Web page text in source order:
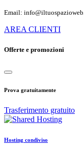
Email:
AREA CLIENTI
Offerte e promozioni
Prova gratuitamente
Trasferimento gratuito
Hosting condiviso